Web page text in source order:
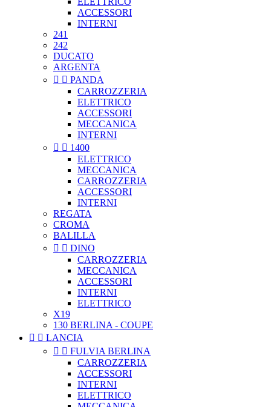
ACCESSORI
INTERNI
241
242
DUCATO
ARGENTA
  PANDA
CARROZZERIA
ELETTRICO
ACCESSORI
MECCANICA
INTERNI
  1400
ELETTRICO
MECCANICA
CARROZZERIA
ACCESSORI
INTERNI
REGATA
CROMA
BALILLA
  DINO
CARROZZERIA
MECCANICA
ACCESSORI
INTERNI
ELETTRICO
X19
130 BERLINA - COUPE
  LANCIA
  FULVIA BERLINA
CARROZZERIA
ACCESSORI
INTERNI
ELETTRICO